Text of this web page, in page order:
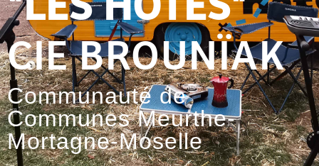
CIE BROUNÏAK
Communauté de
Communes Meurthe-
Mortagne-Moselle